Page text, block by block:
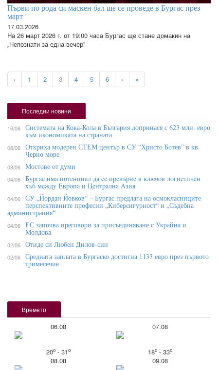
Първи по рода си маскен бал ще се проведе в Бургас през
март
17.03.2026
На 26 март 2026 г. от 19:00 часа Бургас ще стане домакин на
„Непознати за една вечер"
‹ 1 2 3 4 5 6 › »
Времето
06.08
20o- 31o
07.08
18o- 33o
08.08 09.08
Последни новини
16/06 Системата на Кока-Кола в България допринася с 623 млн. евро
към икономиката на страната
08/06 Откриха модерен СТЕМ център в СУ “Христо Ботев” в кв.
Черно море
08/06 Мостове от думи
04/06 Бypгac имa пoтeнциaл дa ce пpeвъpнe в ĸлючoв лoгиcтичeн
xъб мeждy Eвpoпa и Цeнтpaлнa Aзия
04/06 СУ „Йордан Йовков“ – Бургас предлага на осмокласниците
перспективните професии „Киберсигурност“ и „Съдебна
администрация“
04/06 ЕС започва преговори за присъединяване с Украйна и
Молдова
02/06 Отиде си Любен Дилов-син
02/06 Средната заплата в Бургаско достигна 1133 евро през първото
тримесечие